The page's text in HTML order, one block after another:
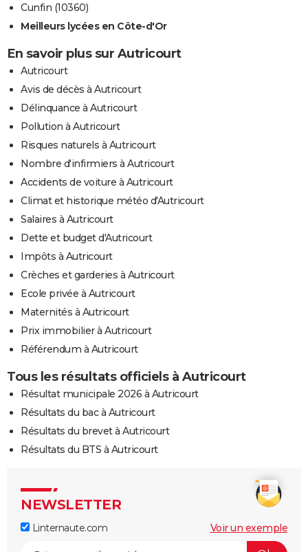
Cunfin (10360)
Meilleurs lycées en Côte-d'Or
En savoir plus sur Autricourt
Autricourt
Avis de décès à Autricourt
Délinquance à Autricourt
Pollution à Autricourt
Risques naturels à Autricourt
Nombre d'infirmiers à Autricourt
Accidents de voiture à Autricourt
Climat et historique météo d'Autricourt
Salaires à Autricourt
Dette et budget d'Autricourt
Impôts à Autricourt
Crèches et garderies à Autricourt
Ecole privée à Autricourt
Maternités à Autricourt
Prix immobilier à Autricourt
Référendum à Autricourt
Tous les résultats officiels à Autricourt
Résultat municipale 2026 à Autricourt
Résultats du bac à Autricourt
Résultats du brevet à Autricourt
Résultats du BTS à Autricourt
NEWSLETTER
Linternaute.com Voir un exemple